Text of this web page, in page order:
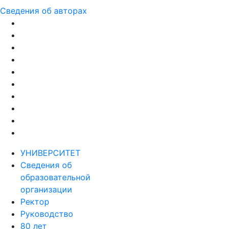
Сведения об авторах
УНИВЕРСИТЕТ
Сведения об
образовательной
организации
Ректор
Руководство
80 лет